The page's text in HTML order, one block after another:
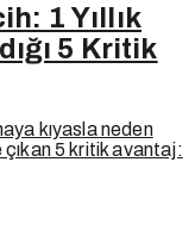
1 Yıllık
5 Kritik
kıyasla neden
5 kritik avantaj: